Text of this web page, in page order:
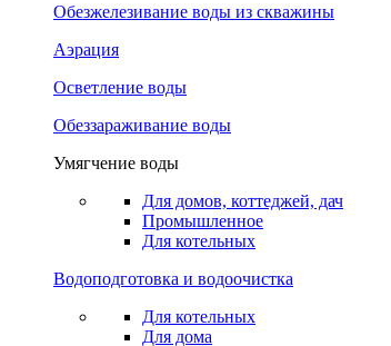
Обезжелезивание воды из скважины
Аэрация
Осветление воды
Обеззараживание воды
Умягчение воды
Для домов, коттеджей, дач
Промышленное
Для котельных
Водоподготовка и водоочистка
Для котельных
Для дома